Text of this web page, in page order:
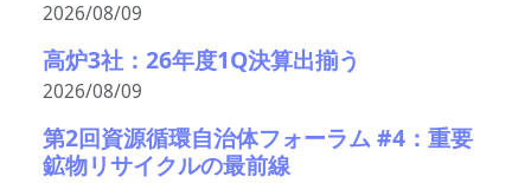
2026/08/09
高炉3社：26年度1Q決算出揃う
2026/08/09
第2回資源循環自治体フォーラム #4：重要
鉱物リサイクルの最前線